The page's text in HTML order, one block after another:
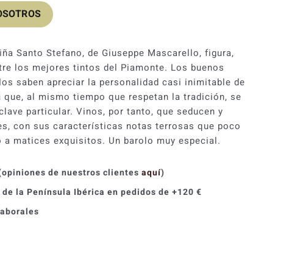
Santo Stefano, de Giuseppe Mascarello, figura,
los mejores tintos del Piamonte. Los buenos
saben apreciar la personalidad casi inimitable de
al mismo tiempo que respetan la tradición, se
particular. Vinos, por tanto, que seducen y
con sus características notas terrosas que poco
a matices exquisitos. Un barolo muy especial.
de nuestros clientes aquí)
la Península Ibérica en pedidos de +120 €